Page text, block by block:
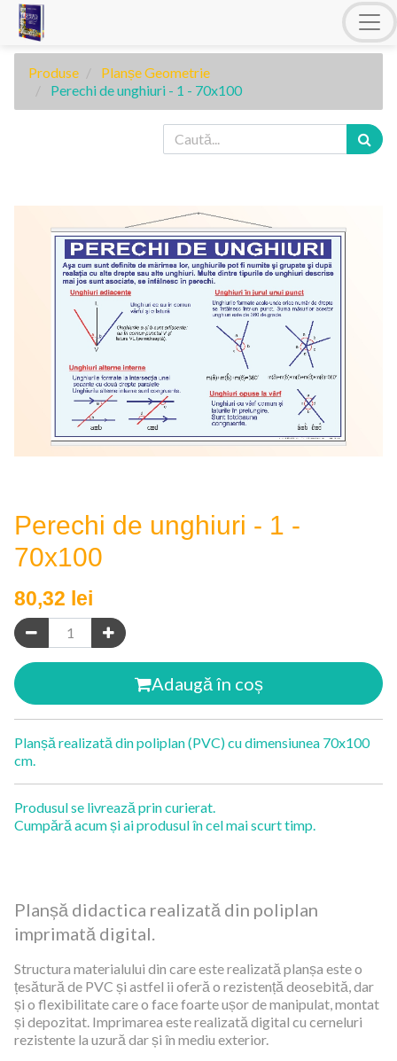
Produse
Planșe Geometrie
Perechi de unghiuri - 1 - 70x100
Perechi de unghiuri - 1 -
70x100
80,32 lei
Adaugă în coș
Planșă realizată din poliplan (PVC) cu dimensiunea 70x100
cm.
Produsul se livrează prin curierat.
Cumpără acum și ai produsul în cel mai scurt timp.
Planșă didactica realizată din poliplan
imprimată digital.
Structura materialului din care este realizată planșa este o
țesătură de PVC și astfel ii oferă o rezistență deosebită, dar
și o flexibilitate care o face foarte ușor de manipulat, montat
și depozitat. Imprimarea este realizată digital cu cerneluri
rezistente la uzură dar și în mediu exterior.